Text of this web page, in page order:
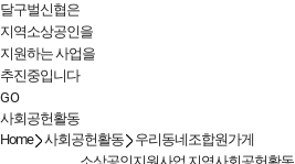
달구벌신협은
지역소상공인을
지원하는 사업을
추진중입니다
GO
사회공헌활동
Home
사회공헌활동
우리동네조합원가게